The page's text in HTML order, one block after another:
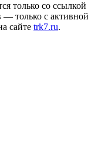
только со ссылкой
— только с активной
сайте trk7.ru.